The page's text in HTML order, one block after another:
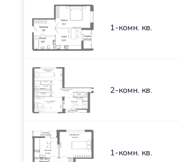
1-комн. кв.
2-комн. кв.
1-комн. кв.